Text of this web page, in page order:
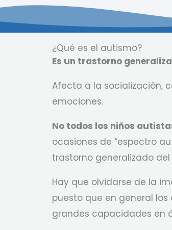
¿Qué es el autismo?
Es un trastorno
Afecta a la socialización,
emociones.
No todos los niños
ocasiones de “espectro
trastorno generalizado del
Hay que olvidarse de la
puesto que en general
grandes capacidades en